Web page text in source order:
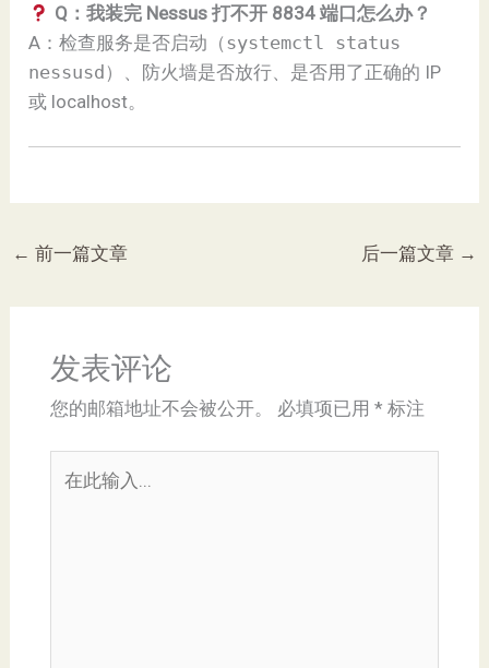
Q：我装完 Nessus 打不开 8834 端口怎么办？
A：检查服务是否启动（ systemctl status
nessusd ）、防火墙是否放行、是否用了正确的 IP
或 localhost。
← 前一篇文章 后一篇文章 →
发表评论
您的邮箱地址不会被公开。 必填项已用 * 标注